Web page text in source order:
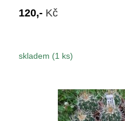
120,- Kč
skladem (1 ks)